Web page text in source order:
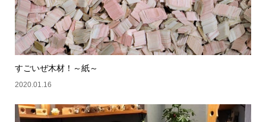
すごいぜ木材！～紙～
2020.01.16